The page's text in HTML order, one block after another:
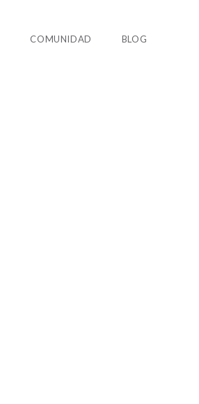
COMUNIDAD BLOG